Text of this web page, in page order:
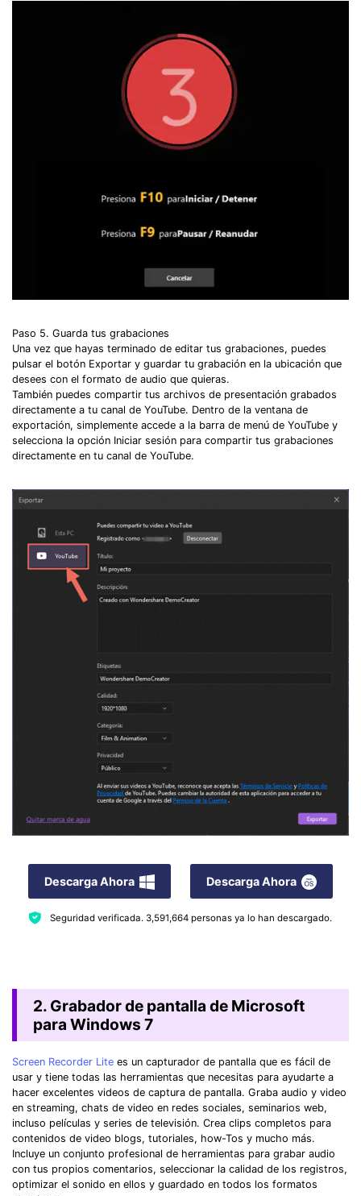
Paso 5. Guarda tus grabaciones
Una vez que hayas terminado de editar tus grabaciones, puedes
pulsar el botón Exportar y guardar tu grabación en la ubicación que
desees con el formato de audio que quieras.
También puedes compartir tus archivos de presentación grabados
directamente a tu canal de YouTube. Dentro de la ventana de
exportación, simplemente accede a la barra de menú de YouTube y
selecciona la opción Iniciar sesión para compartir tus grabaciones
directamente en tu canal de YouTube.
Descarga Ahora Descarga Ahora
Seguridad verificada. 3,591,664personas ya lo han descargado.
2. Grabador de pantalla de Microsoft
para Windows 7
Screen Recorder Lite es un capturador de pantalla que es fácil de
usar y tiene todas las herramientas que necesitas para ayudarte a
hacer excelentes videos de captura de pantalla. Graba audio y video
en streaming, chats de video en redes sociales, seminarios web,
incluso películas y series de televisión. Crea clips completos para
contenidos de video blogs, tutoriales, how-Tos y mucho más.
Incluye un conjunto profesional de herramientas para grabar audio
con tus propios comentarios, seleccionar la calidad de los registros,
optimizar el sonido en ellos y guardado en todos los formatos